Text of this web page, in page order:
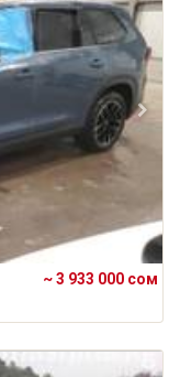
~ 3 933 000 сом